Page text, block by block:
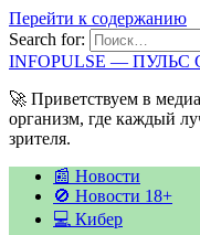
Перейти к содержанию
Search for:
INFOPULSE —
🚀 Приветствуем в
организм, где каждый
зрителя.
📰 Новости
🚫 Новости 18+
💻 Кибер